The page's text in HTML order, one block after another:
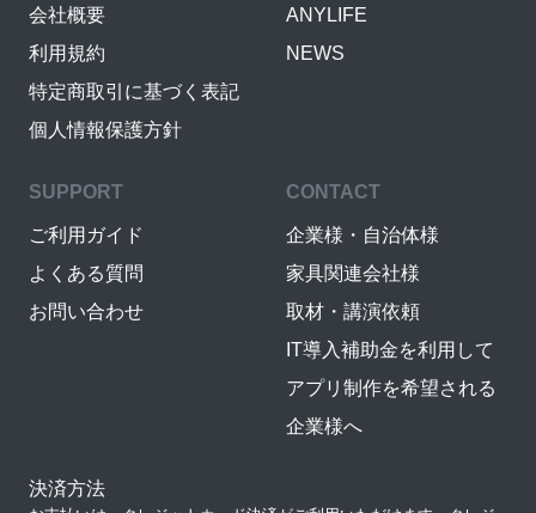
会社概要
利用規約
特定商取引に基づく表記
個人情報保護方針
ANYLIFE
NEWS
SUPPORT
ご利用ガイド
よくある質問
お問い合わせ
CONTACT
企業様・自治体様
家具関連会社様
取材・講演依頼
IT導入補助金を利用して
アプリ制作を希望される
企業様へ
決済方法